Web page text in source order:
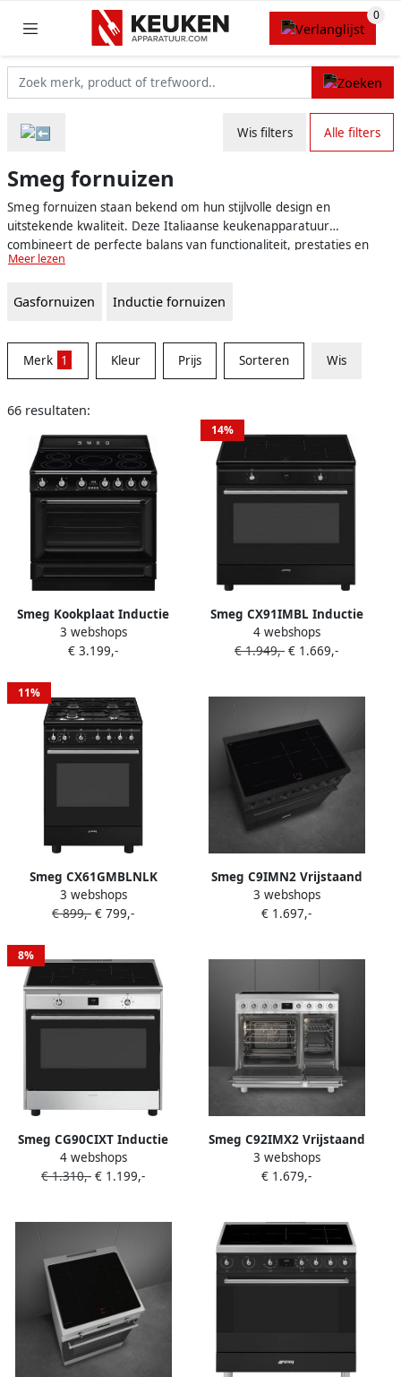
Wis filters Alle filters
Smeg fornuizen
Smeg fornuizen staan bekend om hun stijlvolle design en
uitstekende kwaliteit. Deze Italiaanse keukenapparatuur
combineert de perfecte balans van functionaliteit, prestaties en
elegantie. Smeg fornuizen zijn ontwikkeld met aandacht voor detail
uitstraling aan uw keuken te bieden. Of u nu een professionele kok
geweldige investering voor uw keuken.
Meer lezen
Gasfornuizen Inductie fornuizen
Merk 1 Kleur Prijs Sorteren Wis
66 resultaten:
Smeg Kookplaat Inductie
TR90IMBL |
Inductiefornuizen |
3 webshops
€ 3.199,-
14%
Smeg CX91IMBL Inductie
Fornuis 90 cm 4 Kookzones
70L Multifunctionele Oven
4 webshops
€ 1.949,- € 1.669,-
11%
Smeg CX61GMBLNLK
Gasfornuis Zwart
3 webshops
€ 899,- € 799,-
Smeg C9IMN2 Vrijstaand
Inductie Fornuis 90 cm 5
Kookzones 115L
3 webshops
€ 1.697,-
8%
Smeg CG90CIXT Inductie
Fornuis 90 cm RVS Extra
Breed Heteluchtoven 4
4 webshops
€ 1.310,- € 1.199,-
Smeg C92IMX2 Vrijstaand
Inductie Fornuis 90 cm 5
Kookzones Dubbele Oven
3 webshops
€ 1.679,-